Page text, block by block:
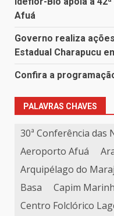
Afuá
Governo realiza
Estadual Charapucu
Confira a
PALAVRAS CHAVES
30ª Conferência das
Aeroporto Afuá
Arquipélago do
Basa
Capim
Centro Folclórico